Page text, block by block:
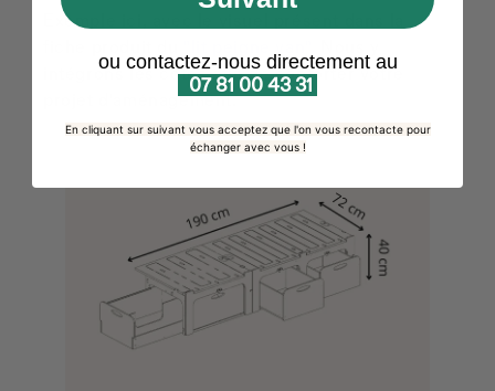
Exemple ici, avec le visuel présent dans la
intégrons les côtes afin de conforter votre
projet d'aménagement.
ou contactez-nous directement au
07 81 00 43 31
En cliquant sur suivant vous acceptez que l'on vous recontacte pour
échanger avec vous !